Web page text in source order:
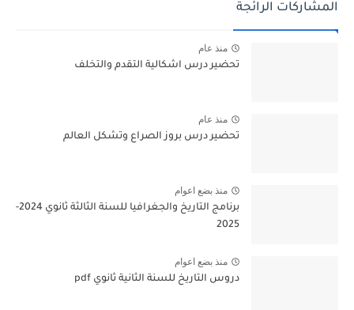
المشاركات الرائجة
منذ عام
تحضير درس اشكالية التقدم والتخلف
منذ عام
تحضير درس بروز الصراع وتشكل العالم
منذ بضع اعوام
برنامج التاريخ والجغرافيا للسنة الثالثة ثانوي 2024-
2025
منذ بضع اعوام
دروس التاريخ للسنة الثانية ثانوي pdf